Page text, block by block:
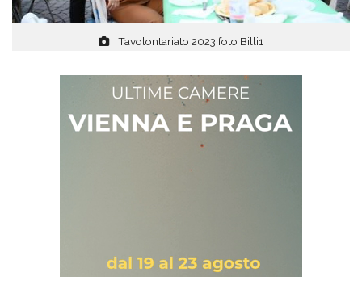
Tavolontariato 2023 foto Billi1